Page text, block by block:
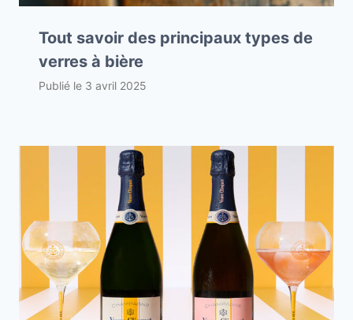
Tout savoir des principaux types de
verres à bière
Publié le 3 avril 2025